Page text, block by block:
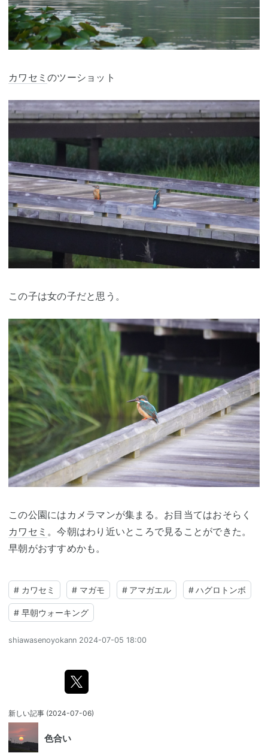
カワセミ のツーショット
この子は女の子だと思う。
この公園にはカメラマンが集まる。お目当てはおそらく
カワセミ 。今朝はわり近いところで見ることができた。
早朝がおすすめかも。
# カワセミ # マガモ # アマガエル # ハグロトンボ
# 早朝ウォーキング
shiawasenoyokann 2024-07-05 18:00
新しい記事 (2024-07-06)
色合い